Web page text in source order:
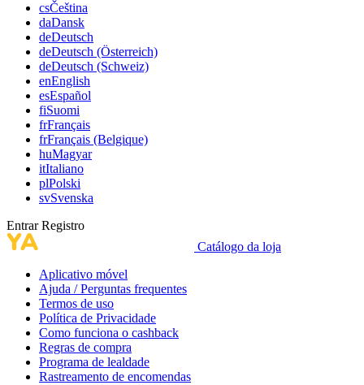
csČeština
daDansk
deDeutsch
deDeutsch (Österreich)
deDeutsch (Schweiz)
enEnglish
esEspañol
fiSuomi
frFrançais
frFrançais (Belgique)
huMagyar
itItaliano
plPolski
svSvenska
Entrar Registro
Catálogo da loja
Aplicativo móvel
Ajuda / Perguntas frequentes
Termos de uso
Política de Privacidade
Como funciona o cashback
Regras de compra
Programa de lealdade
Rastreamento de encomendas